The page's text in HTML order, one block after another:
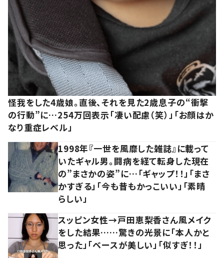
怪我をした4歳娘。直後、それを見た2歳息子の“衝撃
の行動”に…254万回表示「凄い配慮（笑）」「お顔はか
なり重症レベル」
1998年『一世を風靡した雑誌』に載って
いたギャル男。闘病を経て転身した現在
の”まさかの姿”に…「ギャップ！！」「まさ
かすぎる」「今も昔もかっこいい」「素晴
らしい」
スッピン女性→戸田恵梨香さん風メイク
をした結果……驚きの光景に「本人かと
思った」「ベースが美しい」「似すぎ！！」